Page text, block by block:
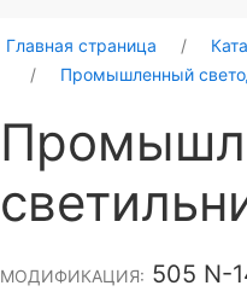
Главная страница
Промышленный
МОДИФИКАЦИЯ: 505 N-